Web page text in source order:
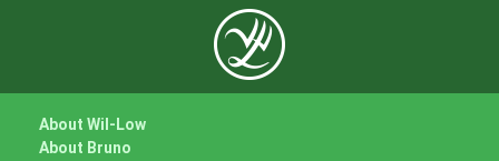
About Wil-Low
About Bruno